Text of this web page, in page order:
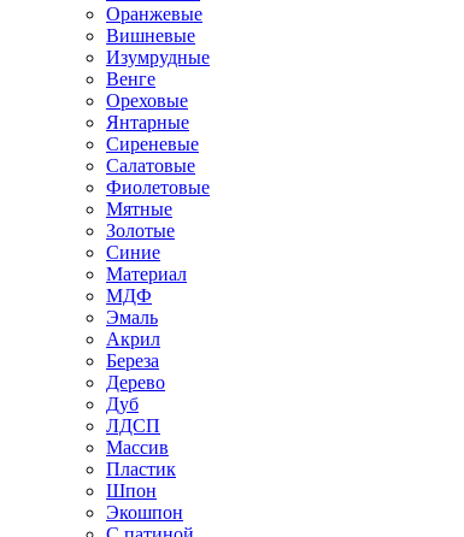
Оранжевые
Вишневые
Изумрудные
Венге
Ореховые
Янтарные
Сиреневые
Салатовые
Фиолетовые
Мятные
Золотые
Синие
Материал
МДФ
Эмаль
Акрил
Береза
Дерево
Дуб
ЛДСП
Массив
Пластик
Шпон
Экошпон